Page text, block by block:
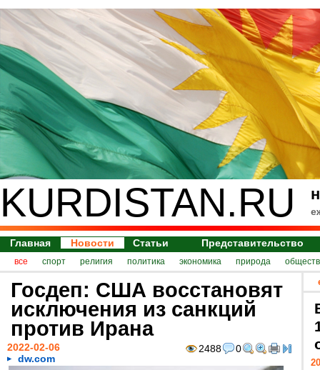
KURDISTAN.RU
Главная Новости Статьи Представительство
все спорт религия политика экономика природа
Госдеп: США восстановят
исключения из санкций
против Ирана
2488 0
2022-02-06
dw.com